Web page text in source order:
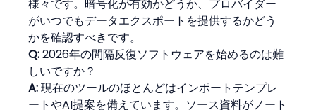
様々です。暗号化が有効かどうか、プロバイダー
がいつでもデータエクスポートを提供するかどう
かを確認すべきです。
Q: 2026年の間隔反復ソフトウェアを始めるのは難
しいですか？
A: 現在のツールのほとんどはインポートテンプレ
ートやAI提案を備えています。ソース資料がノート